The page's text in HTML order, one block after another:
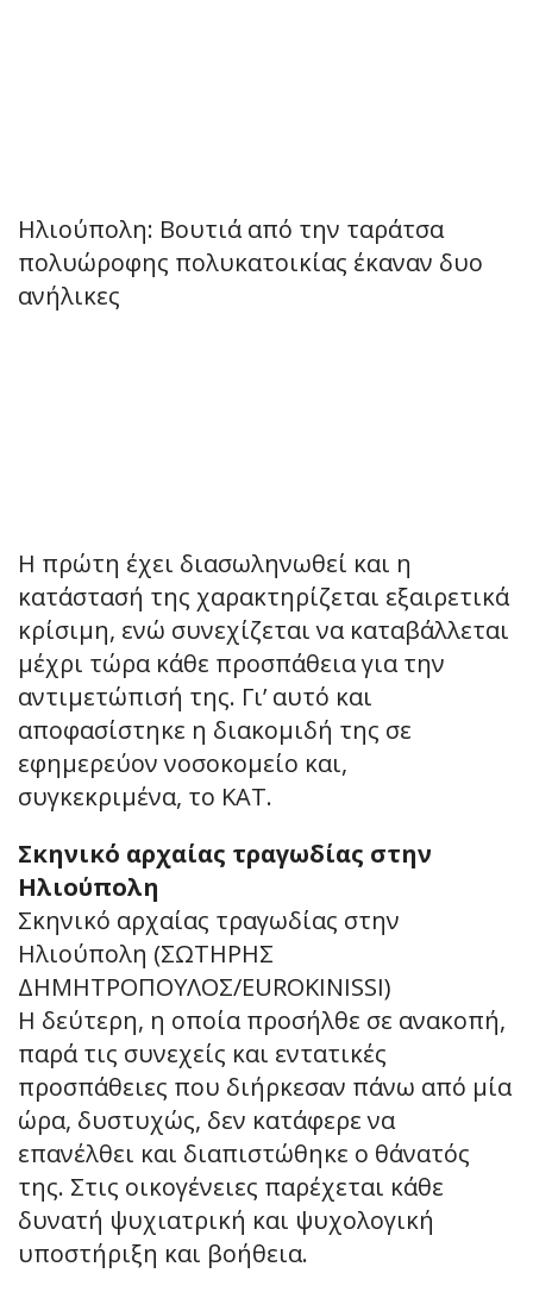
Ηλιούπολη: Βουτιά από την ταράτσα
πολυώροφης πολυκατοικίας έκαναν δυο
ανήλικες
Η πρώτη έχει διασωληνωθεί και η
κατάστασή της χαρακτηρίζεται εξαιρετικά
κρίσιμη, ενώ συνεχίζεται να καταβάλλεται
μέχρι τώρα κάθε προσπάθεια για την
αντιμετώπισή της. Γι’ αυτό και
αποφασίστηκε η διακομιδή της σε
εφημερεύον νοσοκομείο και,
συγκεκριμένα, το ΚΑΤ.
Σκηνικό αρχαίας τραγωδίας στην
Ηλιούπολη
Σκηνικό αρχαίας τραγωδίας στην
Ηλιούπολη (ΣΩΤΗΡΗΣ
ΔΗΜΗΤΡΟΠΟΥΛΟΣ/EUROKINISSI)
Η δεύτερη, η οποία προσήλθε σε ανακοπή,
παρά τις συνεχείς και εντατικές
προσπάθειες που διήρκεσαν πάνω από μία
ώρα, δυστυχώς, δεν κατάφερε να
επανέλθει και διαπιστώθηκε ο θάνατός
της. Στις οικογένειες παρέχεται κάθε
δυνατή ψυχιατρική και ψυχολογική
υποστήριξη και βοήθεια.